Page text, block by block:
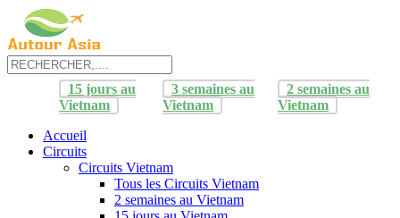
15 jours au
Vietnam
3 semaines au
Vietnam
2 semaines au
Vietnam
Accueil
Circuits
Circuits Vietnam
Tous les Circuits Vietnam
2 semaines au Vietnam